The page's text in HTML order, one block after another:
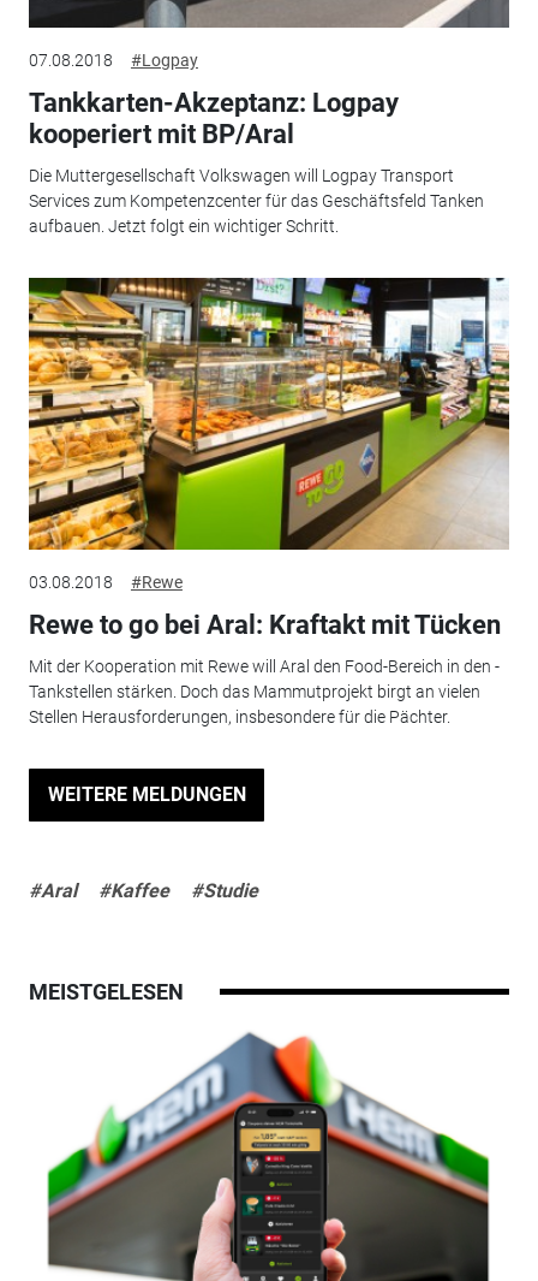
07.08.2018 #Logpay
Tankkarten-Akzeptanz: Logpay
kooperiert mit BP/Aral
Die Muttergesellschaft Volkswagen will Logpay Transport
Services zum Kompetenzcenter für das Geschäftsfeld Tanken
aufbauen. Jetzt folgt ein wichtiger Schritt.
03.08.2018 #Rewe
Rewe to go bei Aral: Kraftakt mit Tücken
Mit der Kooperation mit Rewe will Aral den Food-Bereich in den ­
Tankstellen stärken. Doch das Mammutprojekt birgt an vielen
Stellen ­Herausforderungen, insbesondere für die Pächter.
WEITERE MELDUNGEN
#Aral #Kaffee #Studie
MEISTGELESEN